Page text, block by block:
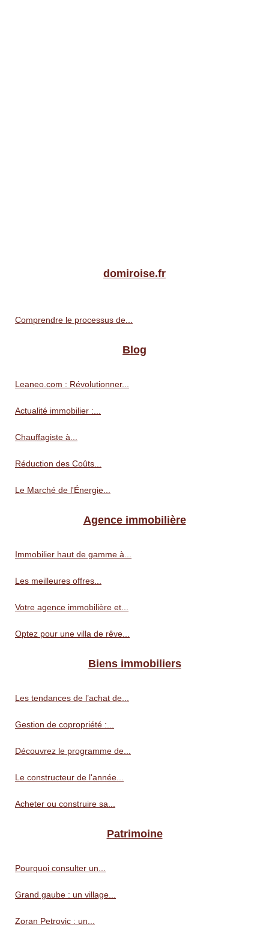
domiroise.fr
Comprendre le processus de...
Blog
Leaneo.com : Révolutionner...
Actualité immobilier :...
Chauffagiste à...
Réduction des Coûts...
Le Marché de l'Énergie...
Agence immobilière
Immobilier haut de gamme à...
Les meilleures offres...
Votre agence immobilière et...
Optez pour une villa de rêve...
Biens immobiliers
Les tendances de l’achat de...
Gestion de copropriété :...
Découvrez le programme de...
Le constructeur de l'année...
Acheter ou construire sa...
Patrimoine
Pourquoi consulter un...
Grand gaube : un village...
Zoran Petrovic : un...